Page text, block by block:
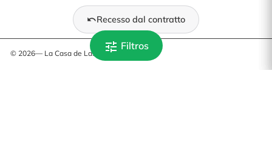
tune Filtros
Recesso dal contratto
© 2026— La Casa de Las Carcasas